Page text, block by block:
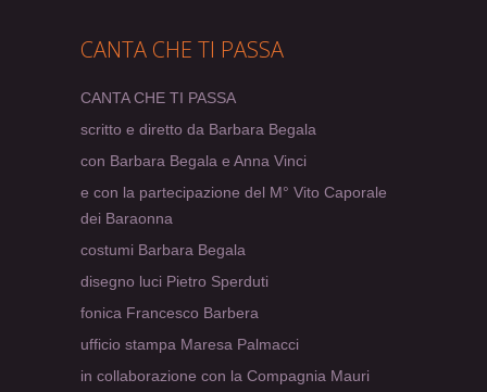
CANTA CHE TI PASSA
CANTA CHE TI PASSA
scritto e diretto da Barbara Begala
con Barbara Begala e Anna Vinci
e con la partecipazione del M° Vito Caporale
dei Baraonna
costumi Barbara Begala
disegno luci Pietro Sperduti
fonica Francesco Barbera
ufficio stampa Maresa Palmacci
in collaborazione con la Compagnia Mauri